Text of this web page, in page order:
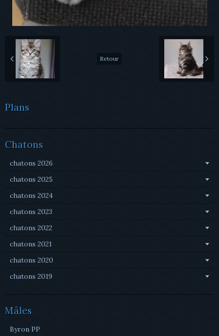
Retour
Plans
Chatons
chatons 2026
chatons 2025
chatons 2024
chatons 2023
chatons 2022
chatons 2021
chatons 2020
chatons 2019
Mâles
Byron PP